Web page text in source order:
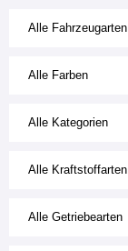
Alle Fahrzeugarten
Alle Farben
Alle Kategorien
Alle Kraftstoffarten
Alle Getriebearten